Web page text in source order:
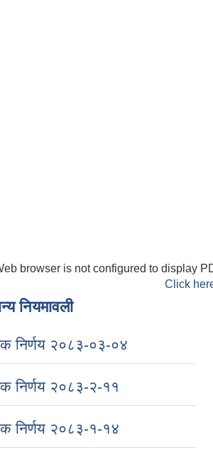
browser is not configured to display
Click
नियमावली
निर्णय २०८३-०३-०४
निर्णय २०८३-२-११
निर्णय २०८३-१-१४